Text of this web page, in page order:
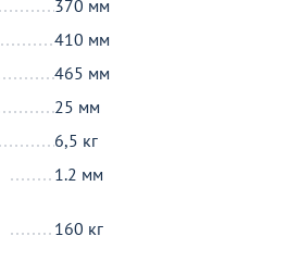
370 мм
410 мм
465 мм
25 мм
6,5 кг
1.2 мм
160 кг